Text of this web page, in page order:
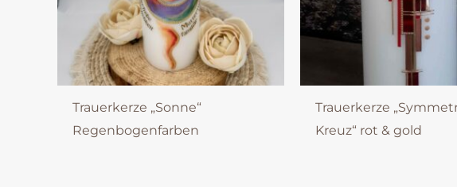
Trauerkerze „Sonne“
Regenbogenfarben
Trauerkerze
Kreuz“ rot & gold